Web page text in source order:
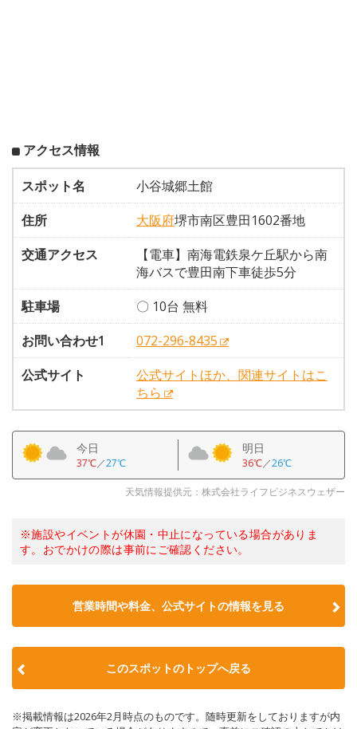
アクセス情報
スポット名
小谷城郷土館
住所
大阪府堺市南区豊田1602番地
交通アクセス
【電車】南海電鉄泉ケ丘駅から南
海バスで豊田南下車徒歩5分
駐車場
〇 10台 無料
お問い合わせ1
072-296-8435
公式サイト
公式サイトほか、関連サイトはこ
ちら
今日
37℃／27℃
明日
36℃／26℃
天気情報提供元：株式会社ライフビジネスウェザー
※施設やイベントが休園・中止になっている場合がありま
す。おでかけの際は事前にご確認ください。
営業時間や料金、公式サイトの情報を見る
このスポットのトップへ戻る
※掲載情報は2026年2月時点のものです。随時更新をしておりますが内